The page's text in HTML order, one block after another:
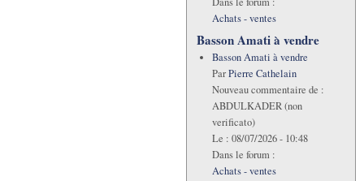
Achats - ventes
Basson Amati à vendre
Basson Amati à vendre
ParPierre Cathelain
Nouveau commentaire de :
ABDULKADER (non
verificato)
Le : 08/07/2026 - 10:48
Dans le forum :
Achats - ventes